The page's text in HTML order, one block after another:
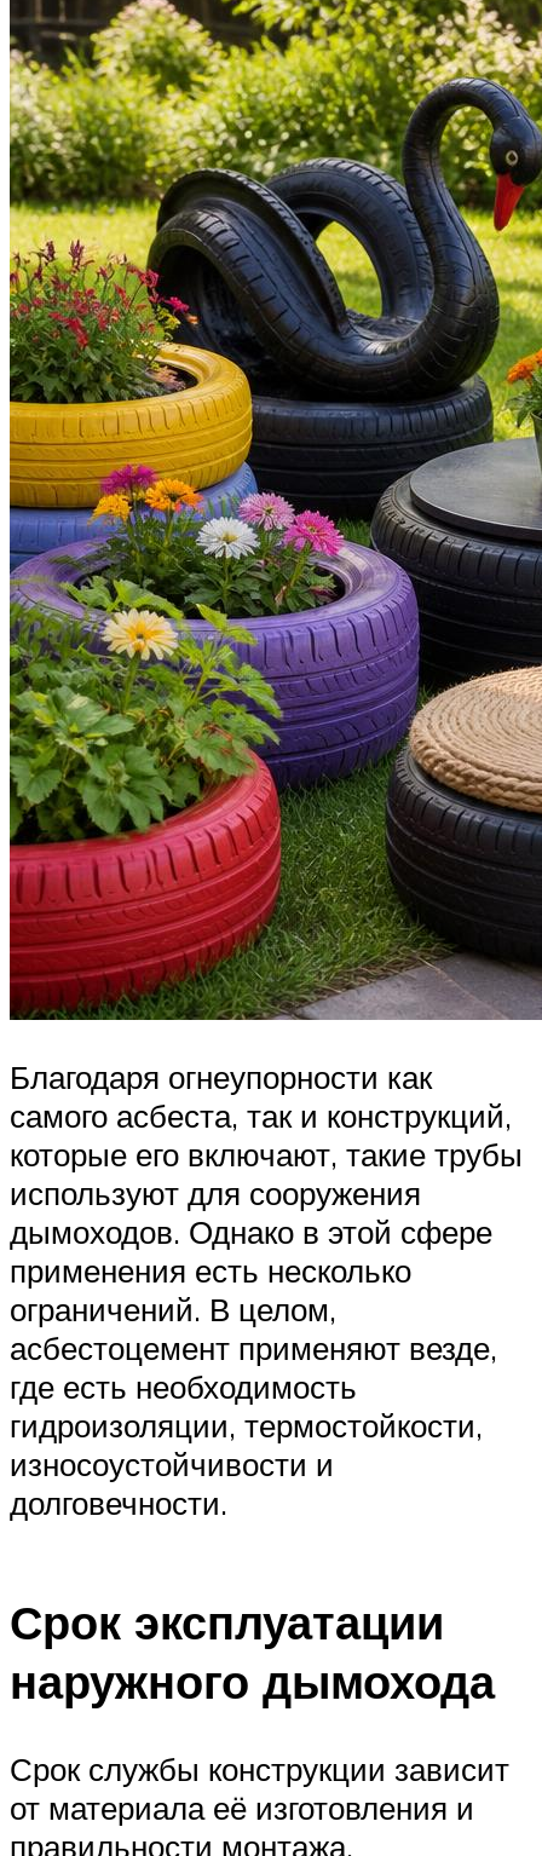
Благодаря огнеупорности как
самого асбеста, так и конструкций,
которые его включают, такие трубы
используют для сооружения
дымоходов. Однако в этой сфере
применения есть несколько
ограничений. В целом,
асбестоцемент применяют везде,
где есть необходимость
гидроизоляции, термостойкости,
износоустойчивости и
долговечности.
Срок эксплуатации
наружного дымохода
Срок службы конструкции зависит
от материала её изготовления и
правильности монтажа.